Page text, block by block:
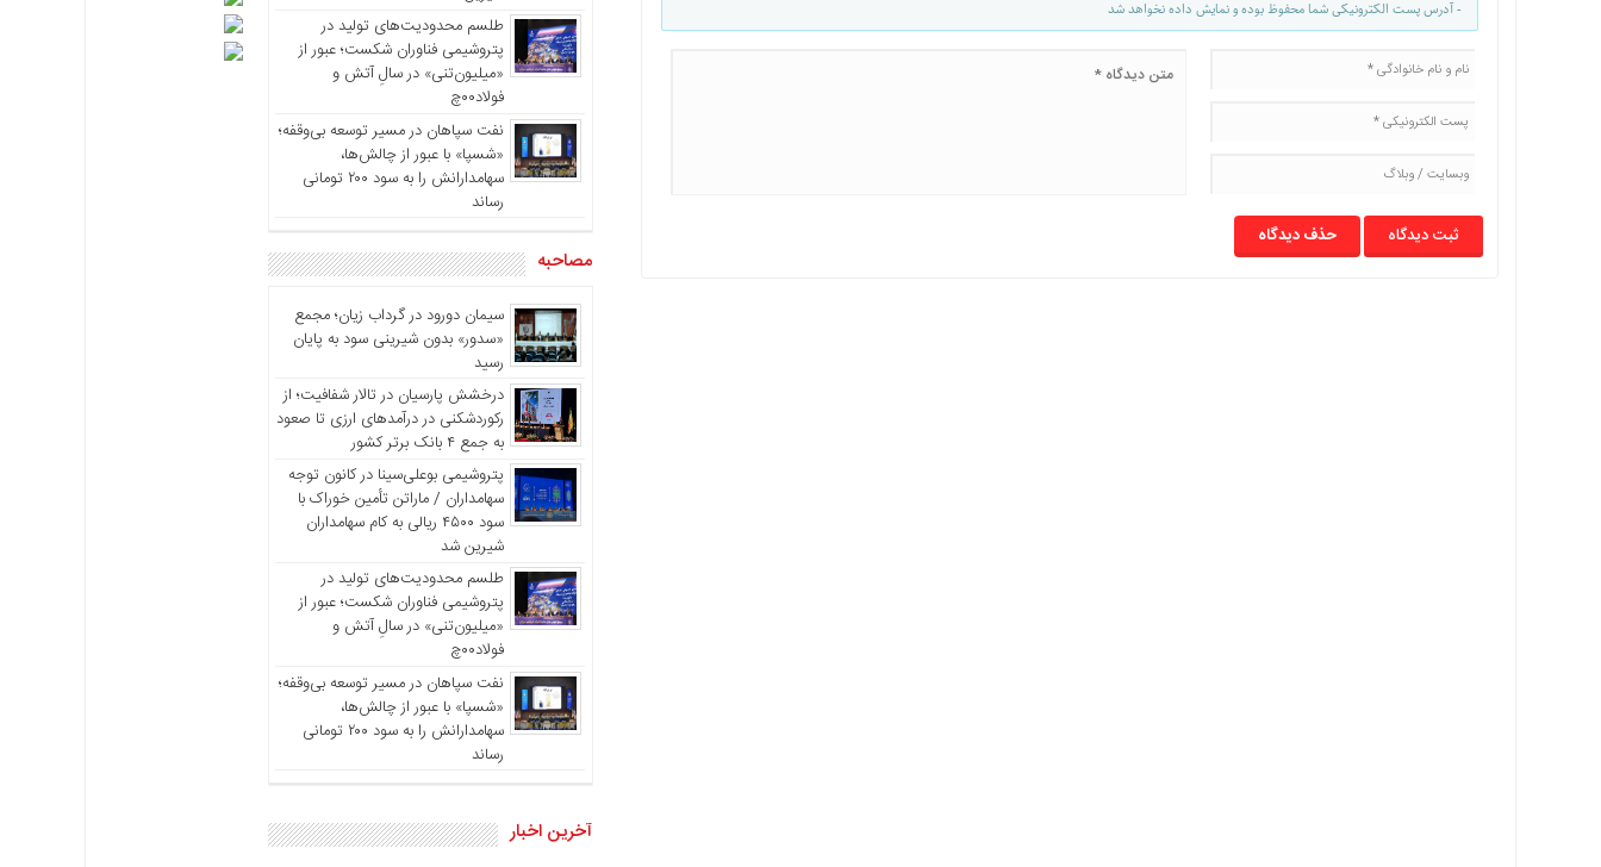
- آدرس پست الکترونیکی شما محفوظ بوده و نمایش داده نخواهد شد
حذف دیدگاه
طلسم محدودیت‌های تولید در
پتروشیمی فناوران شکست؛ عبور از
«میلیون‌تنی» در سالِ آتش و
فولاد۰۰چ
نفت سپاهان در مسیر توسعه بی‌وقفه؛
«شسپا» با عبور از چالش‌ها،
سهامدارانش را به سود ۲۰۰ تومانی
رساند
مصاحبه
سیمان دورود در گرداب زیان؛ مجمع
«سدور» بدون شیرینی سود به پایان
رسید
درخشش پارسیان در تالار شفافیت؛ از
رکوردشکنی در درآمدهای ارزی تا صعود
به جمع ۴ بانک برتر کشور
پتروشیمی بوعلی‌سینا در کانون توجه
سهامداران / ماراتن تأمین خوراک با
سود ۴۵۰۰ ریالی به کام سهامداران
شیرین شد
طلسم محدودیت‌های تولید در
پتروشیمی فناوران شکست؛ عبور از
«میلیون‌تنی» در سالِ آتش و
فولاد۰۰چ
نفت سپاهان در مسیر توسعه بی‌وقفه؛
«شسپا» با عبور از چالش‌ها،
سهامدارانش را به سود ۲۰۰ تومانی
رساند
آخرین اخبار